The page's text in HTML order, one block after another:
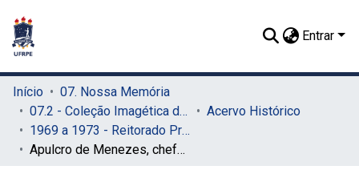
Entrar
Início
07. Nossa Memória
07.2 - Coleção Imagética do SIB
Acervo Histórico
1969 a 1973 - Reitorado Prof. Adierson Erasmo de Azevedo
Apulcro de Menezes, chefe de gabinete da reitoria, em sua labuta diária durante evento na UFRPE – Parte 1